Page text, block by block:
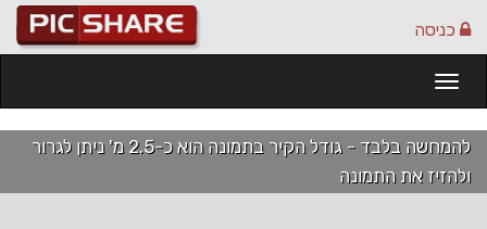
כניסה
להמחשה בלבד - גודל הקיר בתמונה הוא כ-2.5 מ' ניתן לגרור
ולהזיז את התמונה